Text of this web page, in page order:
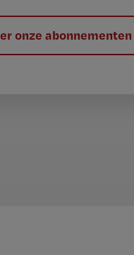
onze abonnementen